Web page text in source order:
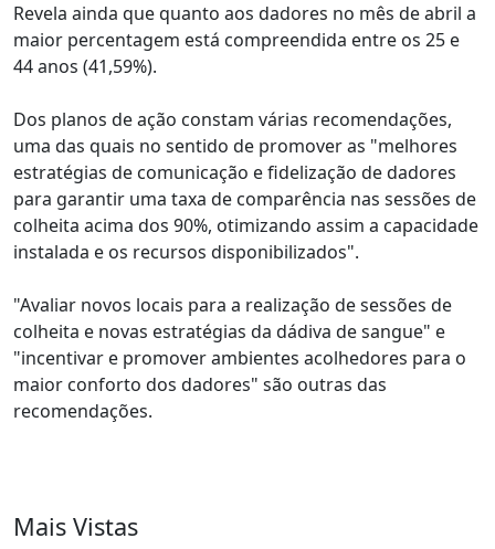
Revela ainda que quanto aos dadores no mês de abril a
maior percentagem está compreendida entre os 25 e
44 anos (41,59%).
Dos planos de ação constam várias recomendações,
uma das quais no sentido de promover as "melhores
estratégias de comunicação e fidelização de dadores
para garantir uma taxa de comparência nas sessões de
colheita acima dos 90%, otimizando assim a capacidade
instalada e os recursos disponibilizados".
"Avaliar novos locais para a realização de sessões de
colheita e novas estratégias da dádiva de sangue" e
"incentivar e promover ambientes acolhedores para o
maior conforto dos dadores" são outras das
recomendações.
Mais Vistas